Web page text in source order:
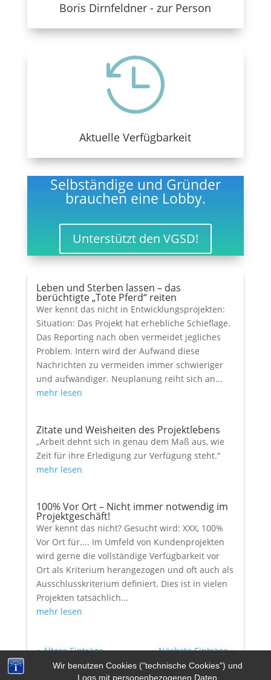
Wir benutzen Cookies ("technische Cookies") und
Logs mit personenbezogenen Daten
Boris Dirnfeldner - zur Person

Aktuelle Verfügbarkeit
Selbständige und Gründer
brauchen eine Lobby.
Unterstützt den VGSD!
Leben und Sterben lassen – das
berüchtigte „Tote Pferd“ reiten
Wer kennt das nicht in Entwicklungsprojekten:
Situation: Das Projekt hat erhebliche Schieflage.
Das Reporting nach oben vermeidet jegliches
Problem. Intern wird der Aufwand diese
Nachrichten zu vermeiden immer schwieriger
und aufwändiger. Neuplanung reiht sich an...
mehr lesen
Zitate und Weisheiten des Projektlebens
„Arbeit dehnt sich in genau dem Maß aus, wie
Zeit für ihre Erledigung zur Verfügung steht.“
mehr lesen
100% Vor Ort – Nicht immer notwendig im
Projektgeschäft!
Wer kennt das nicht? Gesucht wird: XXX, 100%
Vor Ort für.... Im Umfeld von Kundenprojekten
wird gerne die vollständige Verfügbarkeit vor
Ort als Kriterium herangezogen und oft auch als
Ausschlusskriterium definiert. Dies ist in vielen
Projekten tatsächlich...
mehr lesen
« Ältere Einträge Nächste Einträge »